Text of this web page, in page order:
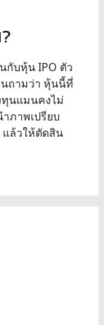
กับหุ้น IPO ตัว
ถามว่า หุ้นนี้ที่
ทุนแมนคงไม่
ภาพเปรียบ
ล้วให้ตัดสิน